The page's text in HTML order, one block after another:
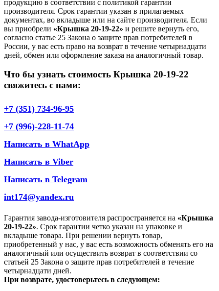
продукцию в соответствии с политикой гарантии
производителя. Срок гарантии указан в прилагаемых
документах, во вкладыше или на сайте производителя. Если
вы приобрели «Крышка 20-19-22» и решите вернуть его,
согласно статье 25 Закона о защите прав потребителей в
России, у вас есть право на возврат в течение четырнадцати
дней, обмен или оформление заказа на аналогичный товар.
Что бы узнать стоимость Крышка 20-19-22
свяжитесь с нами:
+7 (351) 734-96-95
+7 (996)-228-11-74
Написать в WhatApp
Написать в Viber
Написать в Telegram
int174@yandex.ru
Гарантия завода-изготовителя распространяется на «Крышка
20-19-22». Срок гарантии четко указан на упаковке и
вкладыше товара. При решении вернуть товар,
приобретенный у нас, у вас есть возможность обменять его на
аналогичный или осуществить возврат в соответствии со
статьей 25 Закона о защите прав потребителей в течение
четырнадцати дней.
При возврате, удостоверьтесь в следующем: